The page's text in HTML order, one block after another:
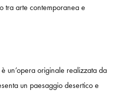
tra arte contemporanea e
è un’opera originale realizzata da
un paesaggio desertico e